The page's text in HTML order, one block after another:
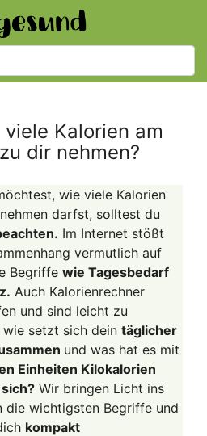
Kalorien am
dir nehmen?
wie viele Kalorien
darfst, solltest du
Im Internet stößt
vermutlich auf
Begriffe wie Tagesbedarf
Auch Kalorienrechner
und sind leicht zu
wie setzt sich dein täglicher
und was hat es mit
Einheiten Kilokalorien
Wir bringen Licht ins
die wichtigsten Begriffe und
kompakt